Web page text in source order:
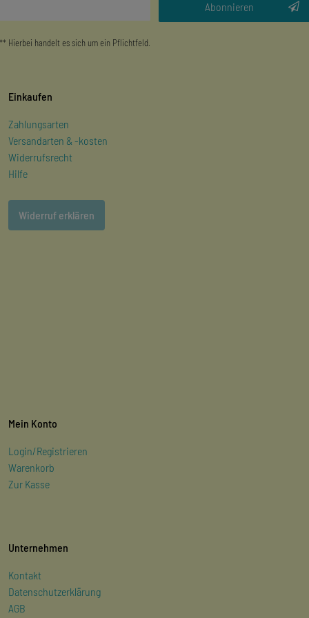
Abonnieren
** Hierbei handelt es sich um ein Pflichtfeld.
Einkaufen
Zahlungsarten
Versandarten & -kosten
Widerrufsrecht
Hilfe
Widerruf erklären
Mein Konto
Login/Registrieren
Warenkorb
Zur Kasse
Unternehmen
Kontakt
Datenschutzerklärung
AGB